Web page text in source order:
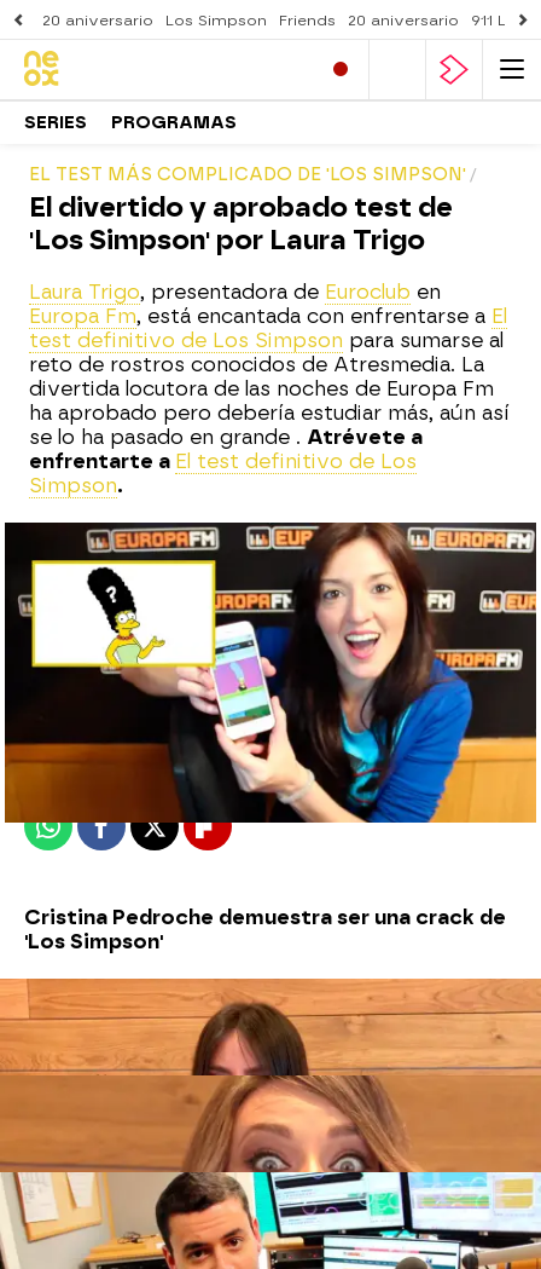
20 aniversario Los Simpson Friends 20 aniversario 911
SERIES PROGRAMAS
EL TEST MÁS COMPLICADO DE 'LOS SIMPSON'
El divertido y aprobado test de
'Los Simpson' por Laura Trigo
Laura Trigo, presentadora de Euroclub en
Europa Fm, está encantada con enfrentarse a El
test definitivo de Los Simpson para sumarse al
reto de rostros conocidos de Atresmedia. La
divertida locutora de las noches de Europa Fm
ha aprobado pero debería estudiar más, aún así
se lo ha pasado en grande . Atrévete a
enfrentarte a El test definitivo de Los
Simpson.
Publicado: 02 de julio de 2018, 02:40
WhatsappFacebook
X Flipboard
Cristina Pedroche demuestra ser una crack de
'Los Simpson'
Anna Simon 'lo peta' en el test definitivo de
Juanma Romero demuestra ser un auténtico
experto en 'Los Simpson'
Matt Groening Lisa Simpson Springfield